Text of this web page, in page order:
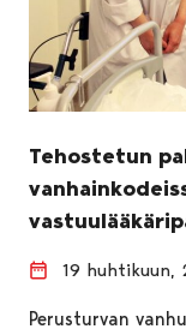
Tehostetun
19 huhtikuun,
Perusturvan